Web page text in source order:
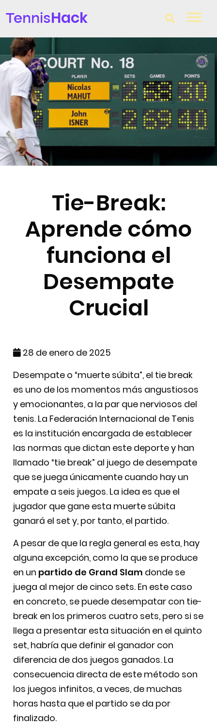
TennisHack
T-Finder
Raquetas de tenis
Zapatillas
Comparador
Consultorio
Blog
Tie-Break:
Aprende cómo
funciona el
Desempate
Crucial
28 de enero de 2025
Desempate o “muerte súbita”, el tie break
es uno de los momentos más angustiosos
y emocionantes, a la par que nerviosos del
tenis. La Federación Internacional de Tenis
es la institución encargada de establecer
las normas que dictan este deporte y han
llamado “tie break” al juego de desempate
que se juega únicamente cuando hay un
empate a seis juegos. La idea es que el
jugador que gane esta muerte súbita
ganará el set y, por tanto, el partido.
A pesar de que la regla general es esta, hay
alguna excepción, como la que se produce
en un partido de Grand Slam donde se
juega al mejor de cinco sets. En este caso
en concreto, se puede desempatar con tie-
break en los primeros cuatro sets, pero si se
llega a presentar esta situación en el quinto
set, habría que definir el ganador con
diferencia de dos juegos ganados. La
consecuencia directa de este método son
los juegos infinitos, a veces, de muchas
horas hasta que el partido se da por
finalizado.